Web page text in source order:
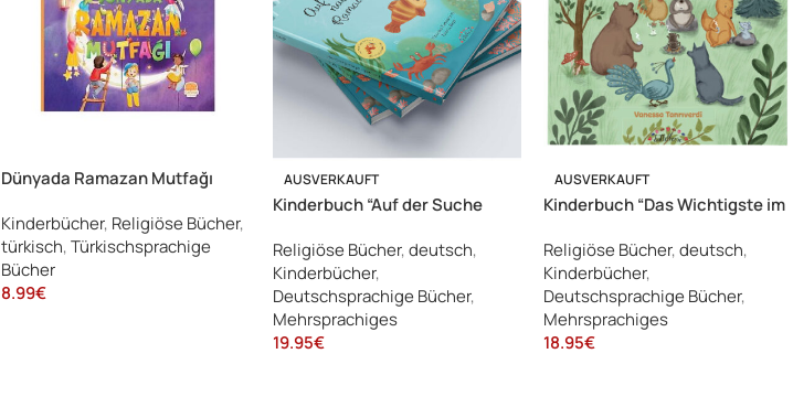
Dünyada Ramazan Mutfağı
Kinderbücher, Religiöse Bücher,
türkisch,Türkischsprachige
Bücher
8.99€
AUSVERKAUFT
Kinderbuch “Auf der Suche
Religiöse Bücher,deutsch,
Kinderbücher,
Deutschsprachige Bücher,
Mehrsprachiges
19.95€
AUSVERKAUFT
Kinderbuch “Das Wichtigste im
Religiöse Bücher, deutsch,
Kinderbücher,
Deutschsprachige Bücher,
Mehrsprachiges
18.95€